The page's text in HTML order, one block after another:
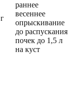
раннее
весеннее
опрыскивание
до распускания
почек до 1,5 л
на куст